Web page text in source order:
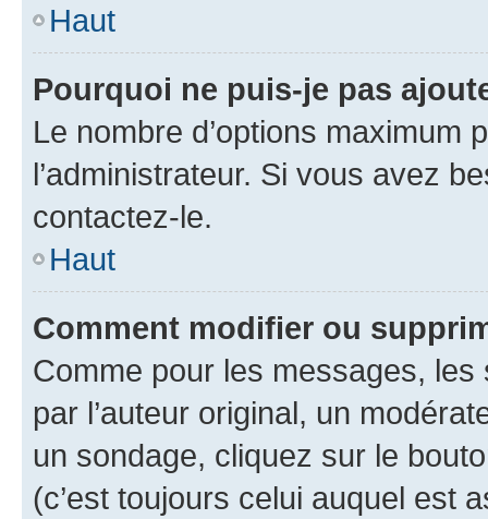
Haut
Pourquoi ne puis-je pas
Le nombre d’options maximum
l’administrateur. Si vous avez
contactez-le.
Haut
Comment modifier ou
Comme pour les messages,
par l’auteur original, un
un sondage, cliquez sur le
(c’est toujours celui auquel est